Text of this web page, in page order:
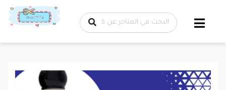
تخطي إلى
المحتوى